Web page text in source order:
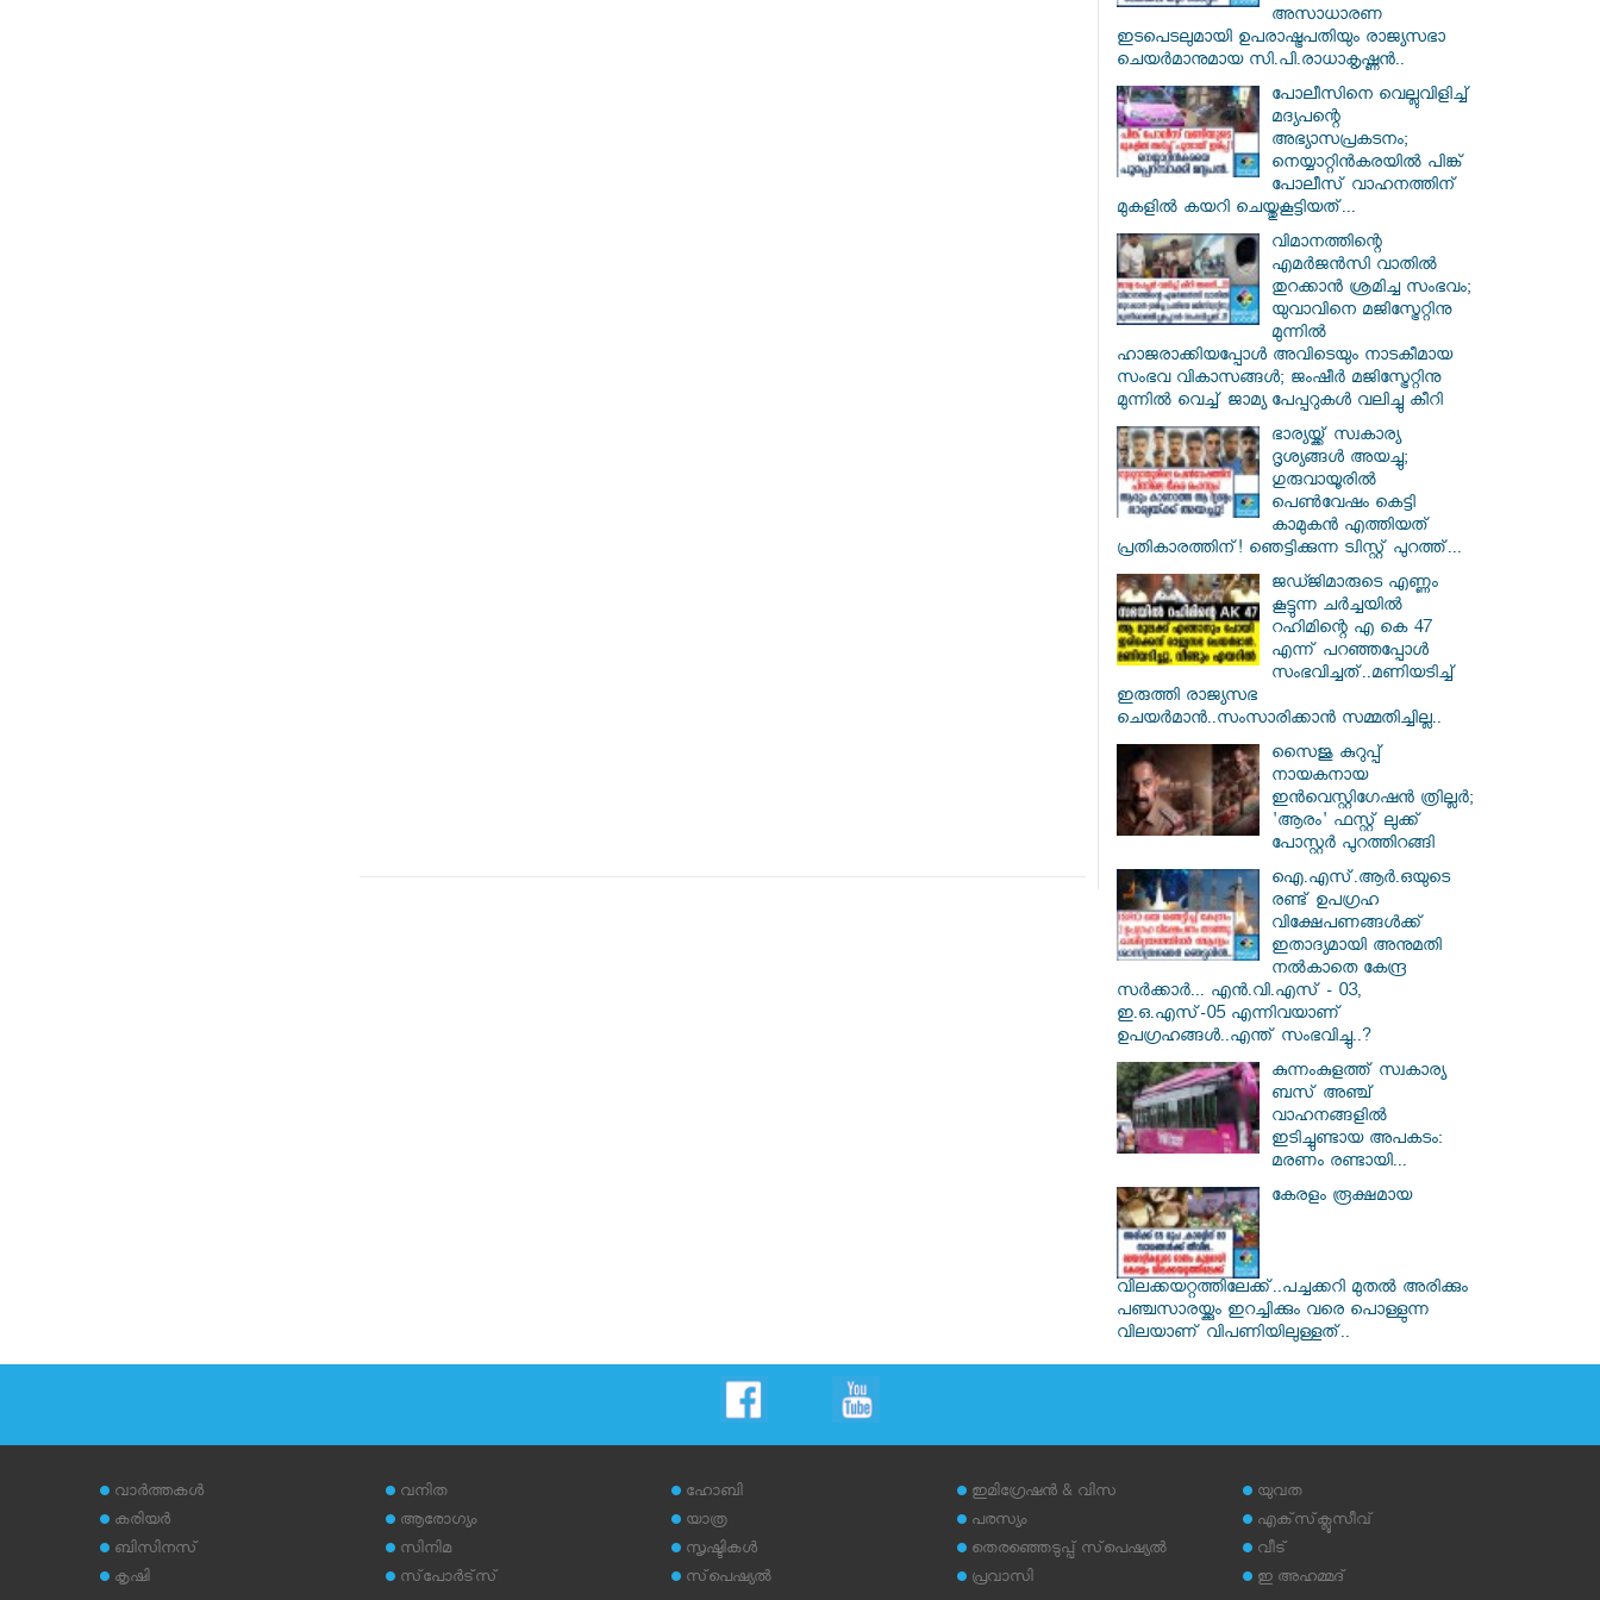
അസാധാരണ
ഇടപെടലുമായി ഉപരാഷ്ട്രപതിയും രാജ്യസഭാ
ചെയർമാനുമായ സി.പി.രാധാകൃഷ്ണൻ..
പോലീസിനെ വെല്ലുവിളിച്ച്
മദ്യപന്റെ
അഭ്യാസപ്രകടനം;
നെയ്യാറ്റിൻകരയിൽ പിങ്ക്
പോലീസ് വാഹനത്തിന്
മുകളിൽ കയറി ചെയ്തുകൂട്ടിയത്...
വിമാനത്തിന്റെ
എമർജൻസി വാതിൽ
തുറക്കാൻ ശ്രമിച്ച സംഭവം;
യുവാവിനെ മജിസ്ട്രേറ്റിനു
മുന്നിൽ
ഹാജരാക്കിയപ്പോൾ അവിടെയും നാടകീമായ
സംഭവ വികാസങ്ങൾ; ജംഷീർ മജിസ്ട്രേറ്റിനു
മുന്നിൽ വെച്ച് ജാമ്യ പേപ്പറുകൾ വലിച്ചു കീറി
ഭാര്യയ്ക്ക് സ്വകാര്യ
ദൃശ്യങ്ങൾ അയച്ചു;
ഗുരുവായൂരിൽ
പെൺവേഷം കെട്ടി
കാമുകൻ എത്തിയത്
പ്രതികാരത്തിന്! ഞെട്ടിക്കുന്ന ട്വിസ്റ്റ് പുറത്ത്...
ജഡ്ജിമാരുടെ എണ്ണം
കൂട്ടുന്ന ചർച്ചയിൽ
റഹിമിന്റെ എ കെ 47
എന്ന് പറഞ്ഞപ്പോൾ
സംഭവിച്ചത്..മണിയടിച്ച്
ഇരുത്തി രാജ്യസഭ
ചെയർമാൻ..സംസാരിക്കാൻ സമ്മതിച്ചില്ല..
സൈജു കുറുപ്പ്
നായകനായ
ഇൻവെസ്റ്റിഗേഷൻ ത്രില്ലർ;
'ആരം' ഫസ്റ്റ് ലുക്ക്
പോസ്റ്റർ പുറത്തിറങ്ങി
ഐ.എസ്.ആർ.ഒയുടെ
രണ്ട് ഉപഗ്രഹ
വിക്ഷേപണങ്ങൾക്ക്
ഇതാദ്യമായി അനുമതി
നൽകാതെ കേന്ദ്ര
സർക്കാർ... എൻ.വി.എസ് - 03,
ഇ.ഒ.എസ്-05 എന്നിവയാണ്
ഉപഗ്രഹങ്ങൾ..എന്ത് സംഭവിച്ചു..?
കുന്നംകുളത്ത് സ്വകാര്യ
ബസ് അഞ്ച്
വാഹനങ്ങളിൽ
ഇടിച്ചുണ്ടായ അപകടം:
മരണം രണ്ടായി...
കേരളം രൂക്ഷമായ
വിലക്കയറ്റത്തിലേക്ക്..പച്ചക്കറി മുതൽ അരിക്കും
പഞ്ചസാരയ്ക്കും ഇറച്ചിക്കും വരെ പൊള്ളുന്ന
വിലയാണ് വിപണിയിലുള്ളത്..
വാര്‍ത്തകള്‍
കരിയര്‍
ബിസിനസ്
കൃഷി
വനിത
ആരോഗ്യം
സിനിമ
സ്‌പോര്‍ട്‌സ്
ഹോബി
യാത്ര
സൃഷ്ടികള്‍
സ്‌പെഷ്യല്‍
ഇമിഗ്രേഷന്‍ & വിസ
പരസ്യം
തെരഞ്ഞെടുപ്പ് സ്‌പെഷ്യല്‍
പ്രവാസി
യുവത
എക്‌സ്‌ക്ലൂസീവ്
വീട്
ഇ അഹമ്മദ്‌